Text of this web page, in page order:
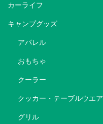
カーライフ
キャンプグッズ
アパレル
おもちゃ
クーラー
クッカー・テーブルウエア
グリル